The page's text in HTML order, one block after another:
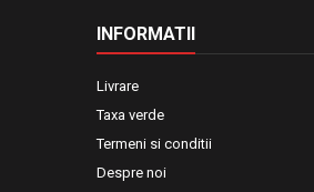
INFORMATII
Livrare
Taxa verde
Termeni si conditii
Despre noi